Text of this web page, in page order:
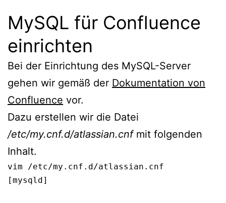
MySQL für Confluence
einrichten
Bei der Einrichtung des MySQL-Server
gehen wir gemäß der Dokumentation von
Confluence vor.
Dazu erstellen wir die Datei
/etc/my.cnf.d/atlassian.cnfmit folgenden
Inhalt.
vim /etc/my.cnf.d/atlassian.cnf
[mysqld]